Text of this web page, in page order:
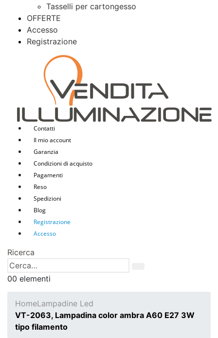
Tasselli per cartongesso
OFFERTE
Accesso
Registrazione
Contatti
Il mio account
Garanzia
Condizioni di acquisto
Pagamenti
Reso
Spedizioni
Blog
Registrazione
Accesso
Ricerca
00 elementi
HomeLampadine Led
VT-2063, Lampadina color ambra A60 E27 3W
tipo filamento